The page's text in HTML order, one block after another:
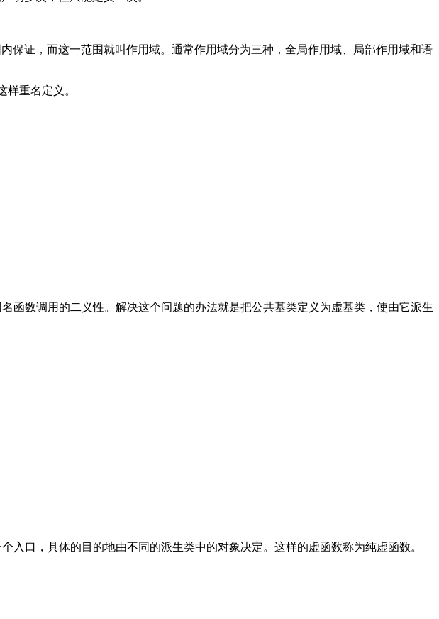
保证，而这一范围就叫作用域。通常作用域分为三种，全局作用域、局部作用域和语
重名定义。
函数调用的二义性。解决这个问题的办法就是把公共基类定义为虚基类，使由它派生
口，具体的目的地由不同的派生类中的对象决定。这样的虚函数称为纯虚函数。